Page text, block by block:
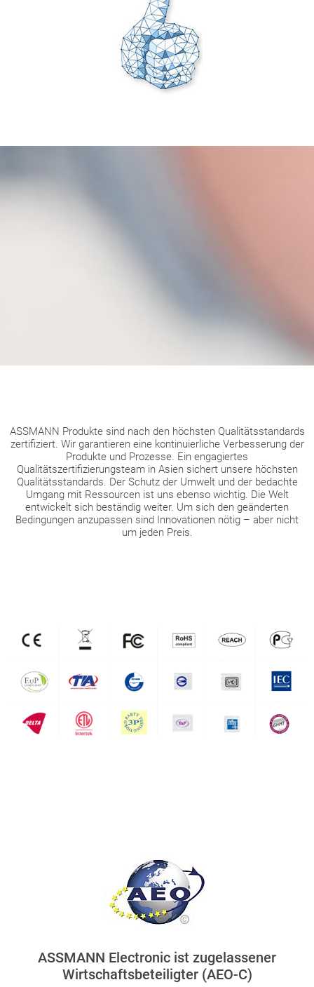
ASSMANN Produkte sind nach den höchsten Qualitätsstandards
zertifiziert. Wir garantieren eine kontinuierliche Verbesserung der
Produkte und Prozesse. Ein engagiertes
Qualitätszertifizierungsteam in Asien sichert unsere höchsten
Qualitätsstandards. Der Schutz der Umwelt und der bedachte
Umgang mit Ressourcen ist uns ebenso wichtig. Die Welt
entwickelt sich beständig weiter. Um sich den geänderten
Bedingungen anzupassen sind Innovationen nötig – aber nicht
um jeden Preis.
ASSMANN Electronic ist zugelassener
Wirtschaftsbeteiligter (AEO-C)